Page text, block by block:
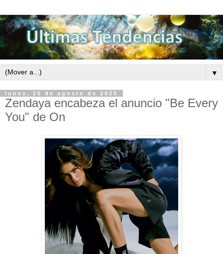
▼
lunes, 25 de agosto de 2025
Zendaya encabeza el anuncio "Be Every
You" de On